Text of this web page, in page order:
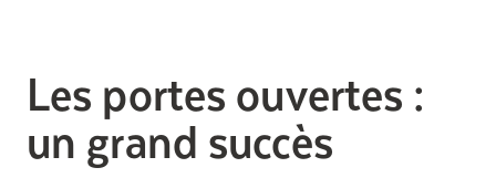
Les portes ouvertes :
un grand succès